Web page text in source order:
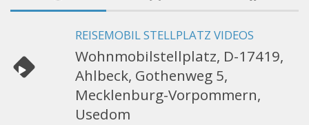
REISEMOBIL STELLPLATZ VIDEOS
Wohnmobilstellplatz, D-17419,
Ahlbeck, Gothenweg 5,
Mecklenburg-Vorpommern,
Usedom